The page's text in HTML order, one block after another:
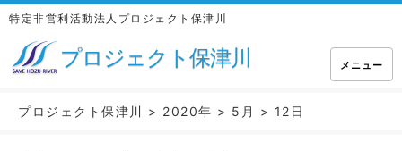
特定非営利活動法人プロジェクト保津川
プロジェクト保津川 メニュー
プロジェクト保津川 > 2020年 > 5月 > 12日